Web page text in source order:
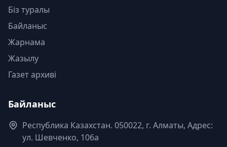
Біз туралы
Байланыс
Жарнама
Жазылу
Газет архиві
Байланыс
Республика Казахстан. 050022, г. Алматы, Адрес:
ул. Шевченко, 106а